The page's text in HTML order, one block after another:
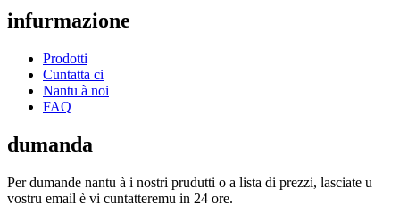
infurmazione
Prodotti
Cuntatta ci
Nantu à noi
FAQ
dumanda
Per dumande nantu à i nostri prudutti o a lista di prezzi, lasciate u
vostru email è vi cuntatteremu in 24 ore.